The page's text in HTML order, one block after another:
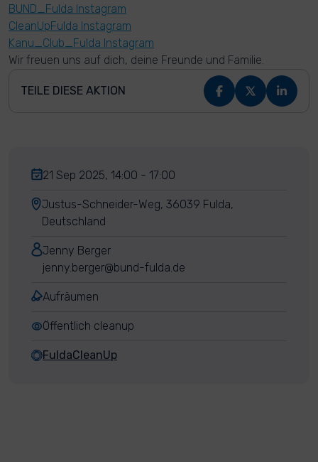
BUND_Fulda Instagram
CleanUpFulda Instagram
Kanu_Club_Fulda Instagram
Wir freuen uns auf dich, deine Freunde und Familie.
TEILE DIESE AKTION
21 Sep 2025, 14:00 - 17:00
Justus-Schneider-Weg, 36039 Fulda,
Deutschland
Jenny Berger
jenny.berger@bund-fulda.de
Aufräumen
Öffentlich cleanup
FuldaCleanUp